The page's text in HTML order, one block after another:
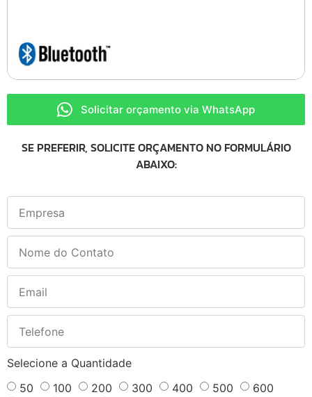
Solicitar orçamento via WhatsApp
SE PREFERIR, SOLICITE ORÇAMENTO NO FORMULÁRIO
ABAIXO:
Selecione a Quantidade
50
100 200 300 400 500
600